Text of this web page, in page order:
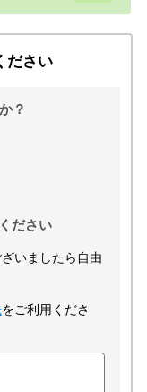
ださい
？
ださい
いましたら自由
をご利用くださ